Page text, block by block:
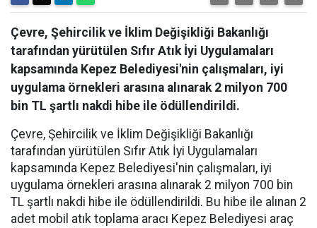
Çevre, Şehircilik ve İklim Değişikliği Bakanlığı
tarafından yürütülen Sıfır Atık İyi Uygulamaları
kapsamında Kepez Belediyesi'nin çalışmaları, iyi
uygulama örnekleri arasına alınarak 2 milyon 700
bin TL şartlı nakdi hibe ile ödüllendirildi.
Çevre, Şehircilik ve İklim Değişikliği Bakanlığı
tarafından yürütülen Sıfır Atık İyi Uygulamaları
kapsamında Kepez Belediyesi'nin çalışmaları, iyi
uygulama örnekleri arasına alınarak 2 milyon 700 bin
TL şartlı nakdi hibe ile ödüllendirildi. Bu hibe ile alınan 2
adet mobil atık toplama aracı Kepez Belediyesi araç